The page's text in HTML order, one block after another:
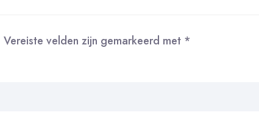
Vereiste velden zijn gemarkeerd met *